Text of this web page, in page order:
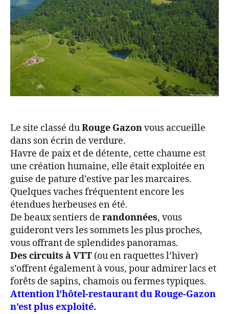
Le site classé duRouge Gazonvous accueille
dans son écrin de verdure.
Havre de paix et de détente, cette chaume est
une création humaine, elle était exploitée en
guise de pature d’estive par les marcaires.
Quelques vaches fréquentent encore les
étendues herbeuses en été.
De beaux sentiers de randonnées, vous
guideront vers les sommets les plus proches,
vous offrant de splendides panoramas.
Des circuits à VTT (ou en raquettes l’hiver)
s’offrent également à vous, pour admirer lacs et
forêts de sapins, chamois ou fermes typiques.
Attention l’hôtel-restaurant du Rouge-Gazon
n’est plus exploité.